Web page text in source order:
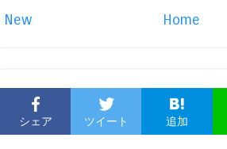
New Home
シェア ツイート 追加